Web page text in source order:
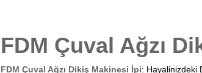
FDM Çuval Ağzı
FDM Çuval Ağzı Dikiş Makinesi İpi: Hayalinizdeki